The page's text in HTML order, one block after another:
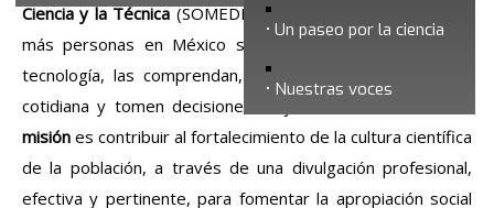
Un paseo por la ciencia
Nuestras voces
Ciencia y la Técnica(SOMEDICyT
más personas en México se acerquen a la ciencia y la
tecnología, las comprendan, las hagan parte de su vida
cotidiana y tomen decisiones mejor informadas.
misión es contribuir al fortalecimiento de la cultura científica
de la población, a través de una divulgación profesional,
efectiva y pertinente, para fomentar la apropiación social